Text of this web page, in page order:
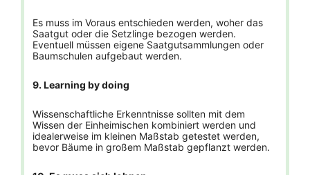
Es muss im Voraus entschieden werden, woher das
Saatgut oder die Setzlinge bezogen werden.
Eventuell müssen eigene Saatgutsammlungen oder
Baumschulen aufgebaut werden.
9. Learning by doing
Wissenschaftliche Erkenntnisse sollten mit dem
Wissen der Einheimischen kombiniert werden und
idealerweise im kleinen Maßstab getestet werden,
bevor Bäume in großem Maßstab gepflanzt werden.